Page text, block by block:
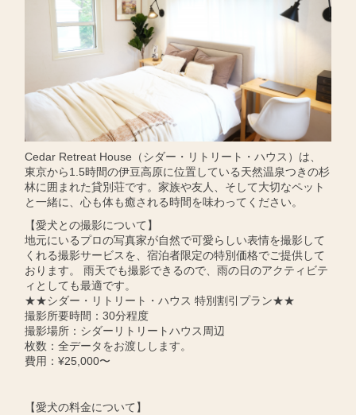
Cedar Retreat House（シダー・リトリート・ハウス）は、
東京から1.5時間の伊豆高原に位置している天然温泉つきの杉
林に囲まれた貸別荘です。家族や友人、そして大切なペット
と一緒に、心も体も癒される時間を味わってください。
【愛犬との撮影について】
地元にいるプロの写真家が自然で可愛らしい表情を撮影して
くれる撮影サービスを、宿泊者限定の特別価格でご提供して
おります。 雨天でも撮影できるので、雨の日のアクティビテ
ィとしても最適です。
★★シダー・リトリート・ハウス 特別割引プラン★★
撮影所要時間：30分程度
撮影場所：シダーリトリートハウス周辺
枚数：全データをお渡しします。
費用：¥25,000〜
【愛犬の料金について】